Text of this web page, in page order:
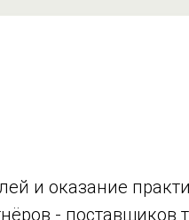
и оказание
- поставщиков